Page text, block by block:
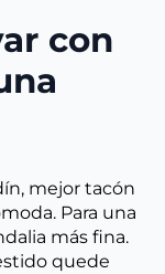
con
mejor tacón
Para una
más fina.
quede